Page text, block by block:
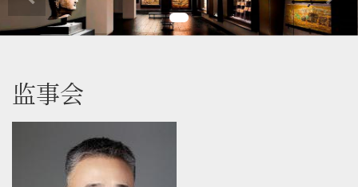
监事会